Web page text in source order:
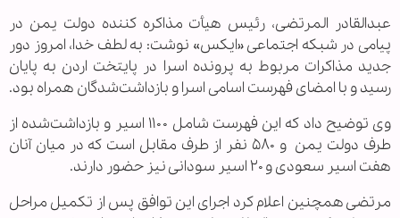
عبدالقادر المرتضی، رئیس هیأت مذاکره کننده دولت یمن در
پیامی در شبکه اجتماعی «ایکس» نوشت: به لطف خدا، امروز دور
جدید مذاکرات مربوط به پرونده اسرا در پایتخت اردن به پایان
رسید و با امضای فهرست اسامی اسرا و بازداشت‌شدگان همراه بود.
وی توضیح داد که این فهرست شامل ۱۱۰۰ اسیر و بازداشت‌شده از
طرف دولت یمن و ۵۸۰ نفر از طرف مقابل است که در میان آنان
هفت اسیر سعودی و ۲۰ اسیر سودانی نیز حضور دارند.
مرتضی همچنین اعلام کرد اجرای این توافق پس از تکمیل مراحل